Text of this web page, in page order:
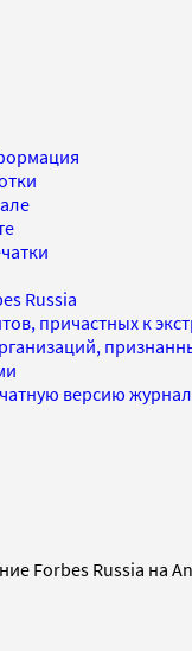
Russia
причастных к
версию
Forbes Russia на